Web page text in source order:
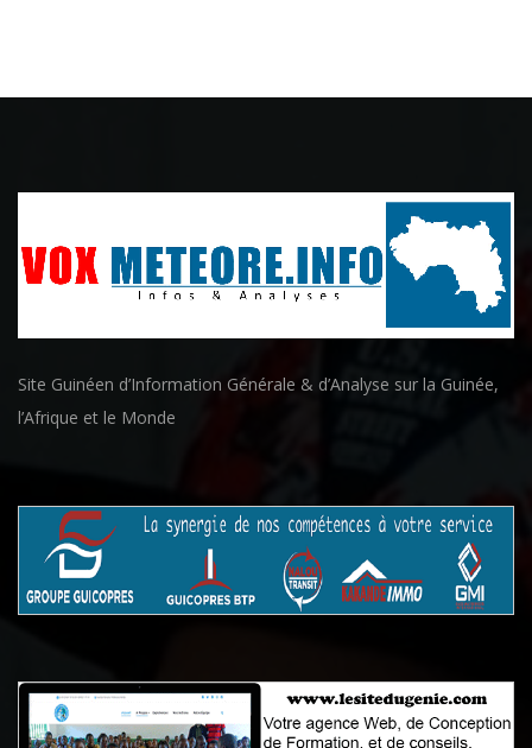
Site Guinéen d’Information Générale & d’Analyse sur la Guinée,
l’Afrique et le Monde